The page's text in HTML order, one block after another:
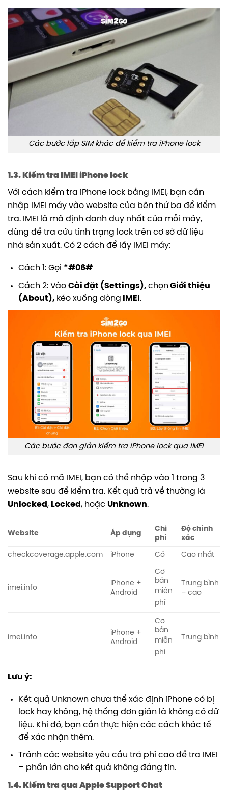
Các bước lắp SIM khác để kiểm tra iPhone lock
1.3. Kiểm tra IMEI iPhone lock
Với cách kiểm tra iPhone lock bằng IMEI, bạn cần
nhập IMEI máy vào website của bên thứ ba để kiểm
tra. IMEI là mã định danh duy nhất của mỗi máy,
dùng để tra cứu tình trạng lock trên cơ sở dữ liệu
nhà sản xuất. Có 2 cách để lấy IMEI máy:
Cách 1: Gọi *#06#
Cách 2: Vào Cài đặt (Settings), chọnGiới thiệu
(About), kéo xuống dòng IMEI .
Các bước đơn giản kiểm tra iPhone lock qua IMEI
Sau khi có mã IMEI, bạn có thể nhập vào 1 trong 3
website sau để kiểm tra. Kết quả trả về thường là
Unlocked, Locked, hoặc Unknown.
Website Áp dụng
Chi
phí
Độ chính
xác
checkcoverage.apple.com iPhone Có Cao nhất
imei.info
iPhone +
Android
Cơ
bản
miễn
phí
Trung bình
– cao
imei.info
iPhone +
Android
Cơ
bản
miễn
phí
Trung bình
Lưu ý:
Kết quả Unknown chưa thể xác định iPhone có bị
lock hay không, hệ thống đơn giản là không có dữ
liệu. Khi đó, bạn cần thực hiện các cách khác tế
để xác nhận thêm.
Tránh các website yêu cầu trả phí cao để tra IMEI
– phần lớn cho kết quả không đáng tin.
1.4. Kiểm tra qua Apple Support Chat